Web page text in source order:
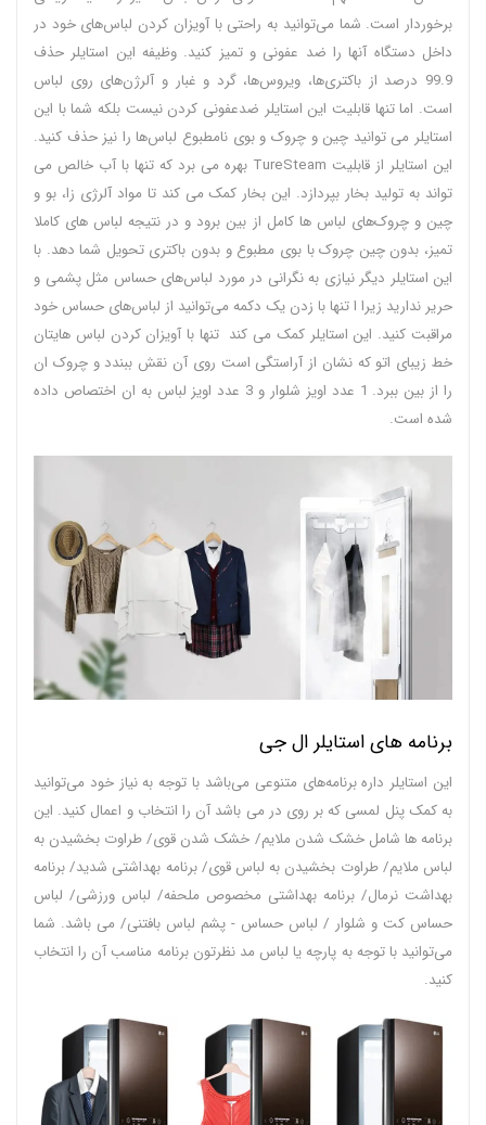
برخوردار است. شما می‌توانید به راحتی با آویزان کردن لباس‌های خود در
داخل دستگاه آنها را ضد عفونی و تمیز کنید. وظیفه این استایلر حذف
99.9 درصد از باکتری‌ها، ویروس‌ها، گرد و غبار و آلرژن‌های روی لباس
است. اما تنها قابلیت این استایلر ضدعفونی کردن نیست بلکه شما با این
استایلر می‌ توانید چین و چروک و بوی نامطبوع لباس‌ها را نیز حذف کنید.
این استایلر از قابلیت TureSteam بهره می برد که تنها با آب خالص می
تواند به تولید بخار بپردازد. این بخار کمک می کند تا مواد آلرژی‌ زا، بو و
چین‌ و چروک‌های لباس ها کامل از بین برود و در نتیجه لباس های کاملا
تمیز، بدون چین چروک با بوی مطبوع و بدون باکتری تحویل شما دهد. با
این استایلر دیگر نیازی به نگرانی در مورد لباس‌های حساس مثل پشمی و
حریر ندارید زیرا ا تنها با زدن یک دکمه می‌توانید از لباس‌های حساس خود
مراقبت کنید. این استایلر کمک می کند تنها با آویزان کردن لباس‌ هایتان
خط زیبای اتو که نشان از آراستگی است روی آن نقش ببندد و چروک ان
را از بین ببرد. 1 عدد اویز شلوار و 3 عدد اویز لباس به ان اختصاص داده
شده است.
برنامه های استایلر ال جی
این استایلر داره برنامه‌های متنوعی می‌باشد با توجه به نیاز خود می‌توانید
به کمک پنل لمسی که بر روی در می‌ باشد آن را انتخاب و اعمال کنید. این
برنامه ها شامل خشک شدن ملایم/ خشک شدن قوی/ طراوت بخشیدن به
لباس ملایم/ طراوت بخشیدن به لباس قوی/ برنامه بهداشتی شدید/ برنامه
بهداشت نرمال/ برنامه بهداشتی مخصوص ملحفه/ لباس ورزشی/ لباس
حساس کت و شلوار / لباس حساس - پشم لباس بافتنی/ می باشد. شما
می‌توانید با توجه به پارچه یا لباس مد نظرتون برنامه مناسب آن را انتخاب
کنید.